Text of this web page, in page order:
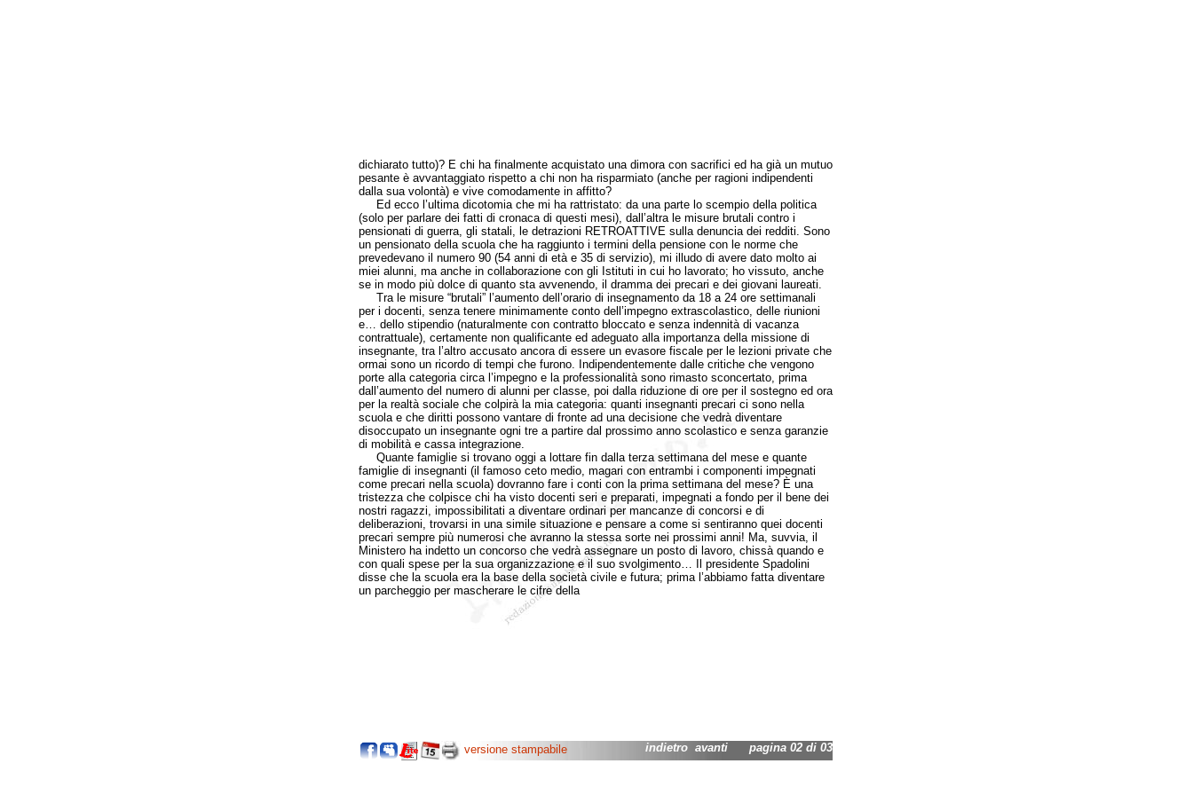
dichiarato tutto)? E chi ha finalmente acquistato una dimora con sacrifici ed ha già un mutuo
pesante è avvantaggiato rispetto a chi non ha risparmiato (anche per ragioni indipendenti
dalla sua volontà) e vive comodamente in affitto?
Ed ecco l’ultima dicotomia che mi ha rattristato: da una parte lo scempio della politica
(solo per parlare dei fatti di cronaca di questi mesi), dall’altra le misure brutali contro i
pensionati di guerra, gli statali, le detrazioni RETROATTIVE sulla denuncia dei redditi. Sono
un pensionato della scuola che ha raggiunto i termini della pensione con le norme che
prevedevano il numero 90 (54 anni di età e 35 di servizio), mi illudo di avere dato molto ai
miei alunni, ma anche in collaborazione con gli Istituti in cui ho lavorato; ho vissuto, anche
se in modo più dolce di quanto sta avvenendo, il dramma dei precari e dei giovani laureati.
Tra le misure “brutali” l’aumento dell’orario di insegnamento da 18 a 24 ore settimanali
per i docenti, senza tenere minimamente conto dell’impegno extrascolastico, delle riunioni
e… dello stipendio (naturalmente con contratto bloccato e senza indennità di vacanza
contrattuale), certamente non qualificante ed adeguato alla importanza della missione di
insegnante, tra l’altro accusato ancora di essere un evasore fiscale per le lezioni private che
ormai sono un ricordo di tempi che furono. Indipendentemente dalle critiche che vengono
porte alla categoria circa l’impegno e la professionalità sono rimasto sconcertato, prima
dall’aumento del numero di alunni per classe, poi dalla riduzione di ore per il sostegno ed ora
per la realtà sociale che colpirà la mia categoria: quanti insegnanti precari ci sono nella
scuola e che diritti possono vantare di fronte ad una decisione che vedrà diventare
disoccupato un insegnante ogni tre a partire dal prossimo anno scolastico e senza garanzie
di mobilità e cassa integrazione.
Quante famiglie si trovano oggi a lottare fin dalla terza settimana del mese e quante
famiglie di insegnanti (il famoso ceto medio, magari con entrambi i componenti impegnati
come precari nella scuola) dovranno fare i conti con la prima settimana del mese? È una
tristezza che colpisce chi ha visto docenti seri e preparati, impegnati a fondo per il bene dei
nostri ragazzi, impossibilitati a diventare ordinari per mancanze di concorsi e di
deliberazioni, trovarsi in una simile situazione e pensare a come si sentiranno quei docenti
precari sempre più numerosi che avranno la stessa sorte nei prossimi anni! Ma, suvvia, il
Ministero ha indetto un concorso che vedrà assegnare un posto di lavoro, chissà quando e
con quali spese per la sua organizzazione e il suo svolgimento… Il presidente Spadolini
disse che la scuola era la base della società civile e futura; prima l’abbiamo fatta diventare
un parcheggio per mascherare le cifre della
versione stampabile indietro avantipagina 02 di 03